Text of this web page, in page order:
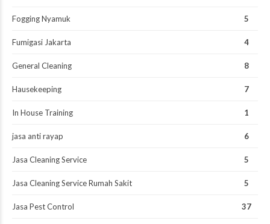
Fogging Nyamuk 5
Fumigasi Jakarta 4
General Cleaning 8
Hausekeeping 7
In House Training 1
jasa anti rayap 6
Jasa Cleaning Service 5
Jasa Cleaning Service Rumah Sakit 5
Jasa Pest Control 37